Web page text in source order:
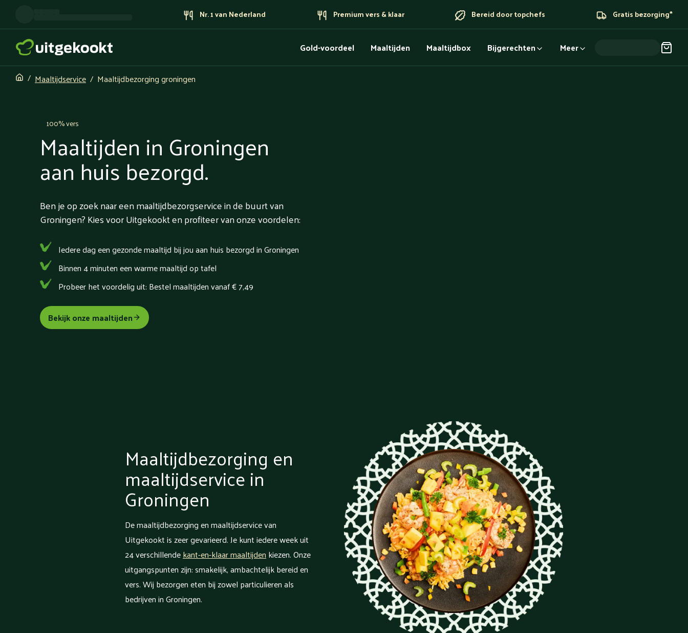
Nr. 1 van Nederland Premium vers & klaar Bereid door topchefs Gratis bezorging*
Gold-voordeel Maaltijden Maaltijdbox Bijgerechten Meer
Maaltijdservice Maaltijdbezorging groningen
100% vers
Maaltijden in Groningen
aan huis bezorgd.
Ben je op zoek naar een maaltijdbezorgservice in de buurt van
Groningen? Kies voor Uitgekookt en profiteer van onze voordelen:
Iedere dag een gezonde maaltijd bij jou aan huis bezorgd in Groningen
Binnen 4 minuten een warme maaltijd op tafel
Probeer het voordelig uit: Bestel maaltijden vanaf € 7,49
Bekijk onze maaltijden
Maaltijdbezorging en
maaltijdservice in
Groningen
De maaltijdbezorging en maaltijdservice van
Uitgekookt is zeer gevarieerd. Je kunt iedere week uit
24 verschillendekant-en-klaar maaltijden kiezen. Onze
uitgangspunten zijn: smakelijk, ambachtelijk bereid en
vers. Wij bezorgen eten bij zowel particulieren als
bedrijven in Groningen.